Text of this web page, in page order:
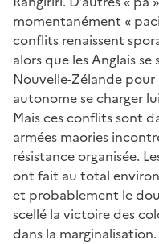
momentanément «
conflits renaissent
alors que les Anglais
Nouvelle-Zélande pour
autonome se charger
Mais ces conflits sont
armées maories
résistance organisée.
ont fait au total
et probablement le
scellé la victoire des
dans la marginalisation.